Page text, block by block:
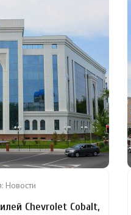
Новости
Chevrolet Cobalt,